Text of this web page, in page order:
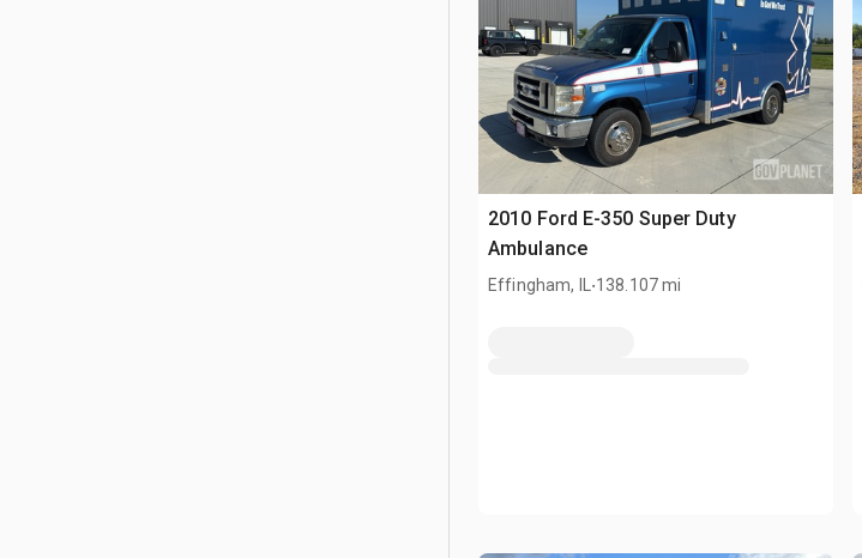
2010 Ford E-350 Super Duty
Ambulance
Effingham, IL.138.107 mi